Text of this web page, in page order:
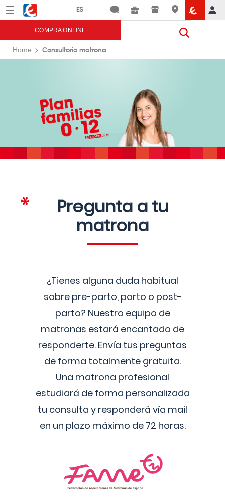
Menú Eroski
COMPRA ONLINE
Home Consultorio matrona
Pregunta a tu
matrona
¿Tienes alguna duda habitual
sobre pre-parto, parto o post-
parto? Nuestro equipo de
matronas estará encantado de
responderte. Envía tus preguntas
de forma totalmente gratuita.
Una matrona profesional
estudiará de forma personalizada
tu consulta y responderá vía mail
en un plazo máximo de 72 horas.